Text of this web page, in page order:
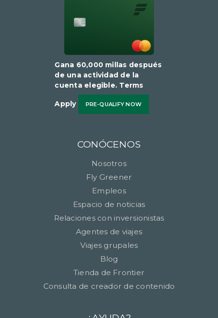
Gana 60,000 millas después
de una actividad de la
cuenta elegible​​​​​​​. Terms
Apply PRE-QUALIFY NOW
CONÓCENOS
Nosotros
Fly Greener
Empleos
Espacio de noticias
Relaciones con inversionistas
Agentes de viajes
Viajes grupales
Blog
Tienda de Frontier
Consulta de creador de contenido